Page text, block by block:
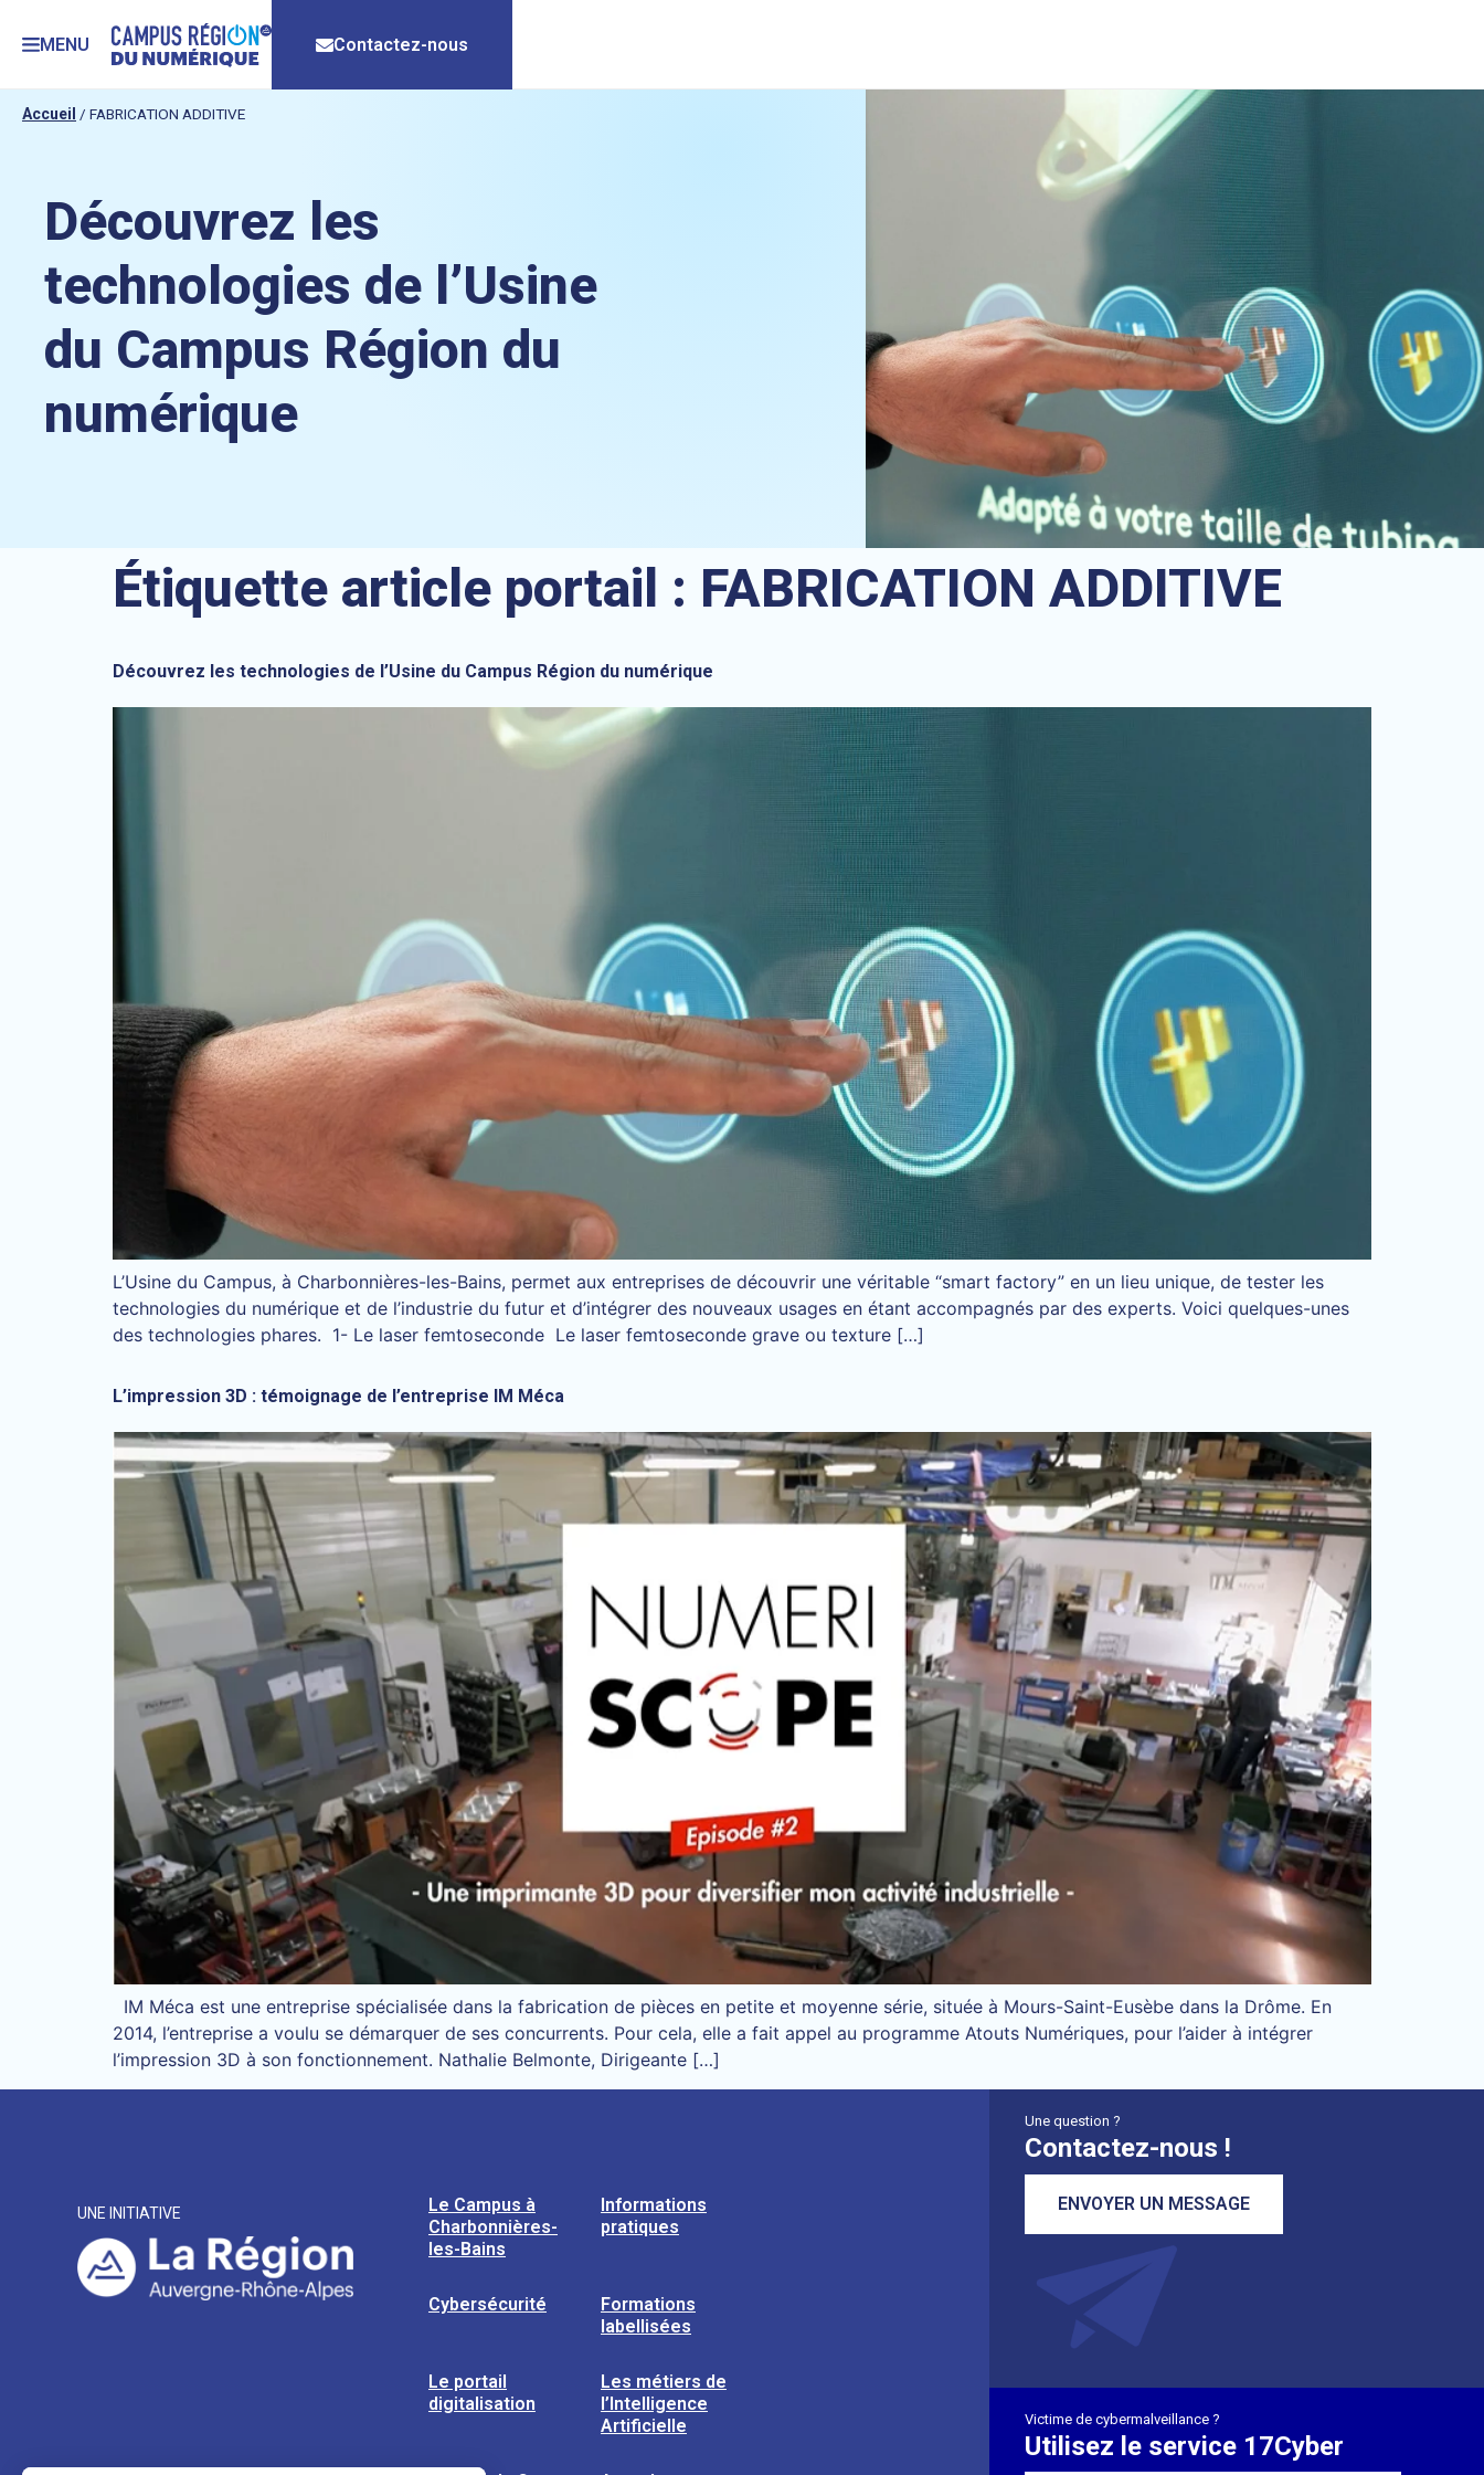
MENU Contactez-nous
Accueil / FABRICATION ADDITIVE
Découvrez les
technologies de l’Usine
du Campus Région du
numérique
Étiquette article portail : FABRICATION ADDITIVE
Découvrez les technologies de l’Usine du Campus Région du numérique
L’Usine du Campus, à Charbonnières-les-Bains, permet aux entreprises de découvrir une véritable “smart factory” en un lieu unique, de tester les
technologies du numérique et de l’industrie du futur et d’intégrer des nouveaux usages en étant accompagnés par des experts. Voici quelques-unes
des technologies phares. 1- Le laser femtoseconde Le laser femtoseconde grave ou texture […]
L’impression 3D : témoignage de l’entreprise IM Méca
IM Méca est une entreprise spécialisée dans la fabrication de pièces en petite et moyenne série, située à Mours-Saint-Eusèbe dans la Drôme. En
2014, l’entreprise a voulu se démarquer de ses concurrents. Pour cela, elle a fait appel au programme Atouts Numériques, pour l’aider à intégrer
l’impression 3D à son fonctionnement. Nathalie Belmonte, Dirigeante […]
UNE INITIATIVE
Le Campus à
Charbonnières-
les-Bains
Informations
pratiques
Cybersécurité
Formations
labellisées
Le portail
digitalisation
Les métiers de
l’Intelligence
Artificielle
Une question ?
Contactez-nous !
ENVOYER UN MESSAGE
Victime de cybermalveillance ?
Utilisez le service 17Cyber